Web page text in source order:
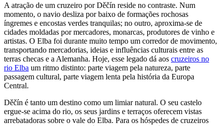
A atração de um cruzeiro por Děčín reside no contraste. Num
momento, o navio desliza por baixo de formações rochosas
íngremes e encostas verdes tranquilas; no outro, aproxima-se de
cidades moldadas por mercadores, monarcas, produtores de vinho e
artistas. O Elba foi durante muito tempo um corredor de movimento,
transportando mercadorias, ideias e influências culturais entre as
terras checas e a Alemanha. Hoje, esse legado dá aos cruzeiros no
rio Elba um ritmo distinto: parte viagem pela natureza, parte
passagem cultural, parte viagem lenta pela história da Europa
Central.
Děčín é tanto um destino como um limiar natural. O seu castelo
ergue-se acima do rio, os seus jardins e terraços oferecem vistas
arrebatadoras sobre o vale do Elba. Para os hóspedes de cruzeiros